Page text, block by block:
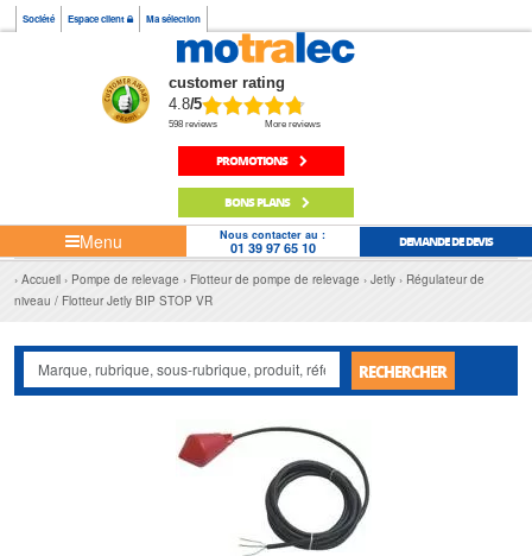
Société Espace client Ma sélection
customer rating
4.8/5
598 reviews More reviews
PROMOTIONS
BONS PLANS
Menu Nous contacter au :
01 39 97 65 10 DEMANDE DE DEVIS
Accueil Pompe de relevage Flotteur de pompe de relevage Jetly
Régulateur de
niveau / Flotteur Jetly BIP STOP VR
RECHERCHER